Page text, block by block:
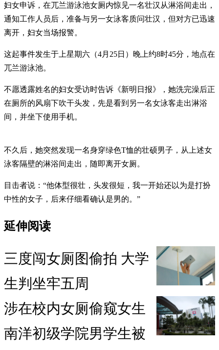
妇女申诉，在兀兰游泳池女厕内惊见一名壮汉从淋浴间走出，
通知工作人员后，准备与另一女泳客质问壮汉，但对方已迅速
离开，妇女当场报警。
这起事件发生于上星期六（4月25日）晚上约8时45分，地点在
兀兰游泳池。
不愿透露姓名的妇女受访时告诉《新明日报》，她洗完澡后正
在厕所的风扇下吹干头发，先是看到另一名女泳客走出淋浴
间，并坐下使用手机。
不久后，她突然发现一名身穿绿色T恤的壮硕男子，从上述女
泳客隔壁的淋浴间走出，随即离开女厕。
目击者说：“他体型很壮，头发很短，我一开始还以为是打扮
中性的女子，后来仔细看确认是男的。”
延伸阅读
三度闯女厕图偷拍 大学
生判坐牢五周
涉在校内女厕偷窥女生
南洋初级学院男学生被